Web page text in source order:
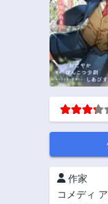
作家
コメディ